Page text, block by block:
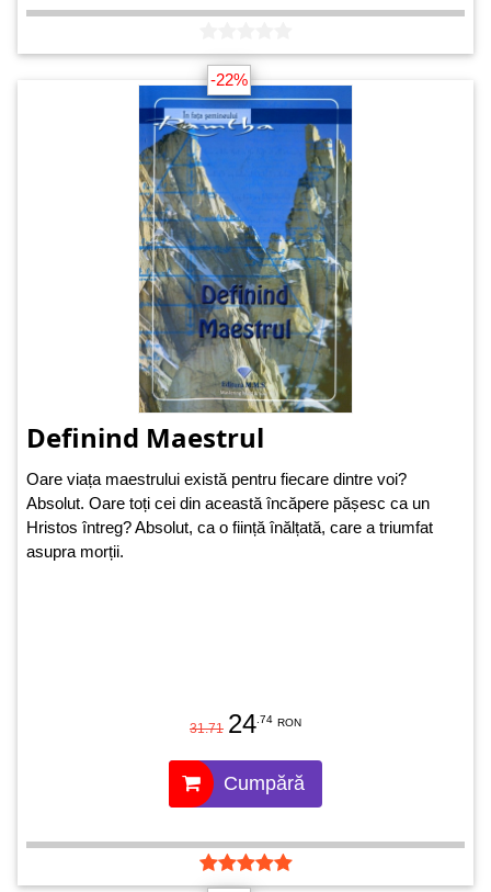
-22%
Definind Maestrul
Oare viața maestrului există pentru fiecare dintre voi?
Absolut. Oare toți cei din această încăpere pășesc ca un
Hristos întreg? Absolut, ca o ființă înălțată, care a triumfat
asupra morții.
31.71 24.74 RON
Cumpără